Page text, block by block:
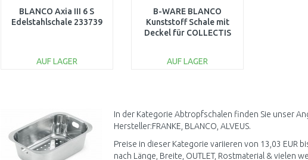
BLANCO Axia III 6 S
Edelstahlschale 233739
AUF LAGER
Vergleichen
B-WARE BLANCO
Kunststoff Schale mit
Deckel für COLLECTIS
AUF LAGER
Vergleichen
In der Kategorie Abtropfschalen finden Sie unser
Hersteller:FRANKE, BLANCO, ALVEUS.
Preise in dieser Kategorie variieren von 13,03 EUR
nach Länge, Breite, OUTLET, Rostmaterial & vielen